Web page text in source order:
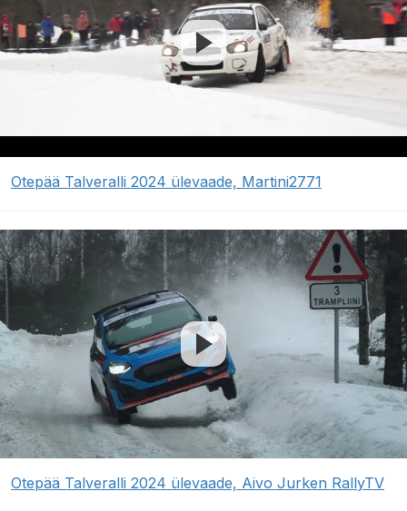
Otepää Talveralli 2024 ülevaade, Martini2771
Otepää Talveralli 2024 ülevaade, Aivo Jurken RallyTV